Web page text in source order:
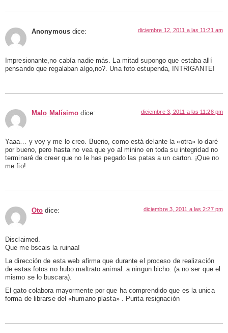
Anonymous dice: diciembre 12, 2011 a las 11:21 am
Impresionante,no cabía nadie más. La mitad supongo que estaba allí
pensando que regalaban algo,no?. Una foto estupenda, INTRIGANTE!
Malo Malísimo dice: diciembre 3, 2011 a las 11:28 pm
Yaaa… y voy y me lo creo. Bueno, como está delante la «otra» lo daré
por bueno, pero hasta no vea que yo al minino en toda su integridad no
terminaré de creer que no le has pegado las patas a un carton. ¡Que no
me fio!
Oto dice: diciembre 3, 2011 a las 2:27 pm
Disclaimed.
Que me bscais la ruinaa!
La dirección de esta web afirma que durante el proceso de realización
de estas fotos no hubo maltrato animal. a ningun bicho. (a no ser que el
mismo se lo buscara).
El gato colabora mayormente por que ha comprendido que es la unica
forma de librarse del «humano plasta» . Purita resignación